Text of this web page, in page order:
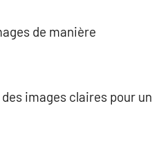
de manière
images claires pour un